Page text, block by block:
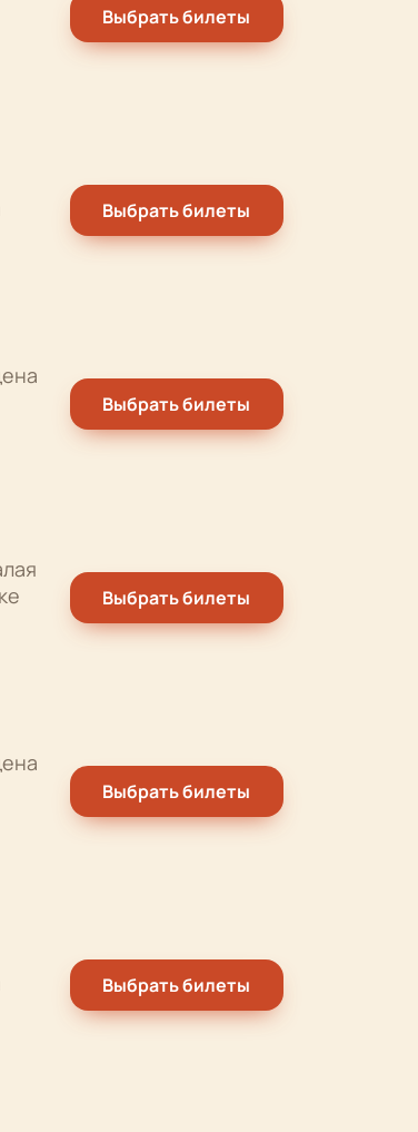
Выбрать билеты
Выбрать билеты
Выбрать билеты
Выбрать билеты
Выбрать билеты
Выбрать билеты